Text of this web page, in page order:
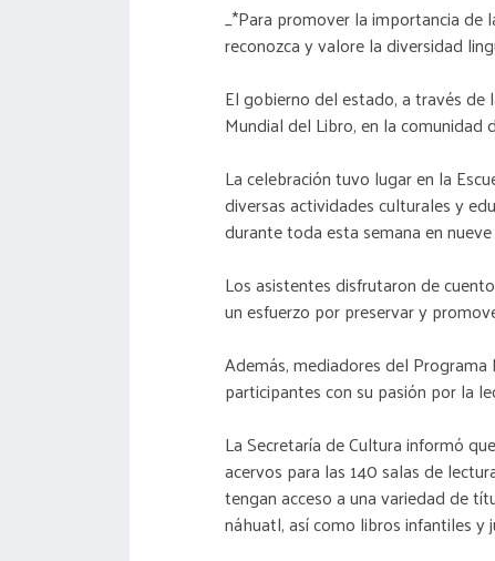
_*Para promover la importancia de
reconozca y valore la diversidad
El gobierno del estado, a través de
Mundial del Libro, en la
La celebración tuvo lugar en la
diversas actividades culturales y
durante toda esta semana en
Los asistentes disfrutaron de
un esfuerzo por preservar y
Además, mediadores del
participantes con su pasión por la
La Secretaría de Cultura informó
acervos para las 140 salas de
tengan acceso a una variedad de
náhuatl, así como libros infantiles y